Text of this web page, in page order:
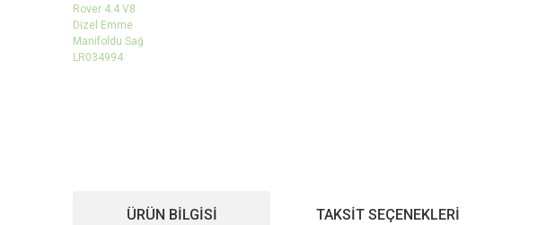
ÜRÜN BILGISI TAKSIT SEÇENEKLERI